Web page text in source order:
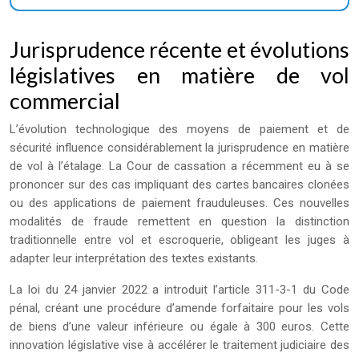
Jurisprudence récente et évolutions
législatives en matière de vol
commercial
L’évolution technologique des moyens de paiement et de
sécurité influence considérablement la jurisprudence en matière
de vol à l’étalage. La Cour de cassation a récemment eu à se
prononcer sur des cas impliquant des cartes bancaires clonées
ou des applications de paiement frauduleuses. Ces nouvelles
modalités de fraude remettent en question la distinction
traditionnelle entre vol et escroquerie, obligeant les juges à
adapter leur interprétation des textes existants.
La loi du 24 janvier 2022 a introduit l’article 311-3-1 du Code
pénal, créant une procédure d’amende forfaitaire pour les vols
de biens d’une valeur inférieure ou égale à 300 euros. Cette
innovation législative vise à accélérer le traitement judiciaire des